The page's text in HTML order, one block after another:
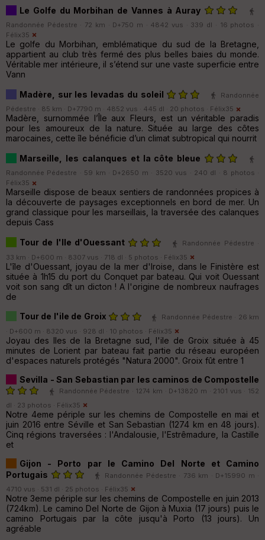
Le Golfe du Morbihan de Vannes à Auray
Randonnée Pédestre · 72 km · D+750 m · 4842 vus · 339 dl · 16 photos ·
Félix35
Le golfe du Morbihan, emblématique du sud de la Bretagne,
appartient au club très fermé des plus belles baies du monde.
Véritable mer intérieure, il s’étend sur une vaste superficie entre
Vann
Madère, sur les levadas du soleil
Randonnée
Pédestre · 85 km · D+7790 m · 4852 vus · 445 dl · 20 photos · Félix35
Madère, surnommée l’Île aux Fleurs, est un véritable paradis
pour les amoureux de la nature. Située au large des côtes
marocaines, cette île bénéficie d’un climat subtropical qui nourrit
Marseille, les calanques et la côte bleue
Randonnée Pédestre · 59 km · D+2650 m · 3520 vus · 240 dl · 8 photos ·
Félix35
Marseille dispose de beaux sentiers de randonnées propices à
la découverte de paysages exceptionnels en bord de mer. Un
grand classique pour les marseillais, la traversée des calanques
depuis Cass
Tour de l'Ile d'Ouessant
Randonnée Pédestre ·
33 km · D+600 m · 8307 vus · 718 dl · 5 photos · Félix35
L'île d'Ouessant, joyau de la mer d'Iroise, dans le Finistère est
située à 1h15 du port du Conquet par bateau. Qui voit Ouessant
voit son sang dît un dicton ! A l'origine de nombreux naufrages
de
Tour de l'ile de Groix
Randonnée Pédestre · 26 km
· D+600 m · 8320 vus · 928 dl · 10 photos · Félix35
Joyau des Iles de la Bretagne sud, l'ile de Groix située à 45
minutes de Lorient par bateau fait partie du réseau européen
d'espaces naturels protégés "Natura 2000". Groix fût entre 1
Sevilla - San Sebastian par les caminos de Compostelle
Randonnée Pédestre · 1274 km · D+13820 m · 2101 vus · 152
dl · 23 photos · Félix35
Notre 4eme périple sur les chemins de Compostelle en mai et
juin 2016 entre Séville et San Sebastian (1274 km en 48 jours).
Cinq régions traversées : l'Andalousie, l'Estrêmadure, la Castille
et
Gijon - Porto par le Camino Del Norte et Camino
Portugais
Randonnée Pédestre · 736 km · D+15990 m ·
4710 vus · 531 dl · 25 photos · Félix35
Notre 3eme périple sur les chemins de Compostelle en juin 2013
(724km). Le camino Del Norte de Gijon à Muxia (17 jours) puis le
camino Portugais par la côte jusqu'à Porto (13 jours). Un
agréable